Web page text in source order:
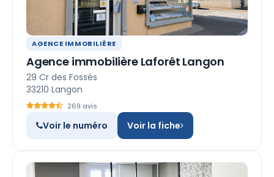
AGENCE IMMOBILIÈRE
Agence immobilière Laforêt Langon
29 Cr des Fossés
33210 Langon
269 avis
Voir le numéro Voir la fiche